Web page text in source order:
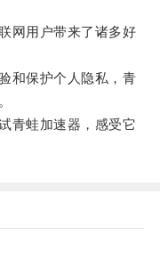
用户带来了诸多好
保护个人隐私，青
蛙加速器，感受它